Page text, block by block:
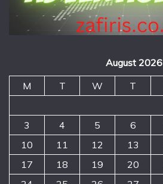
August 2026
M
T W T
3
4 5 6
10
11 12 13
17
18 19 20